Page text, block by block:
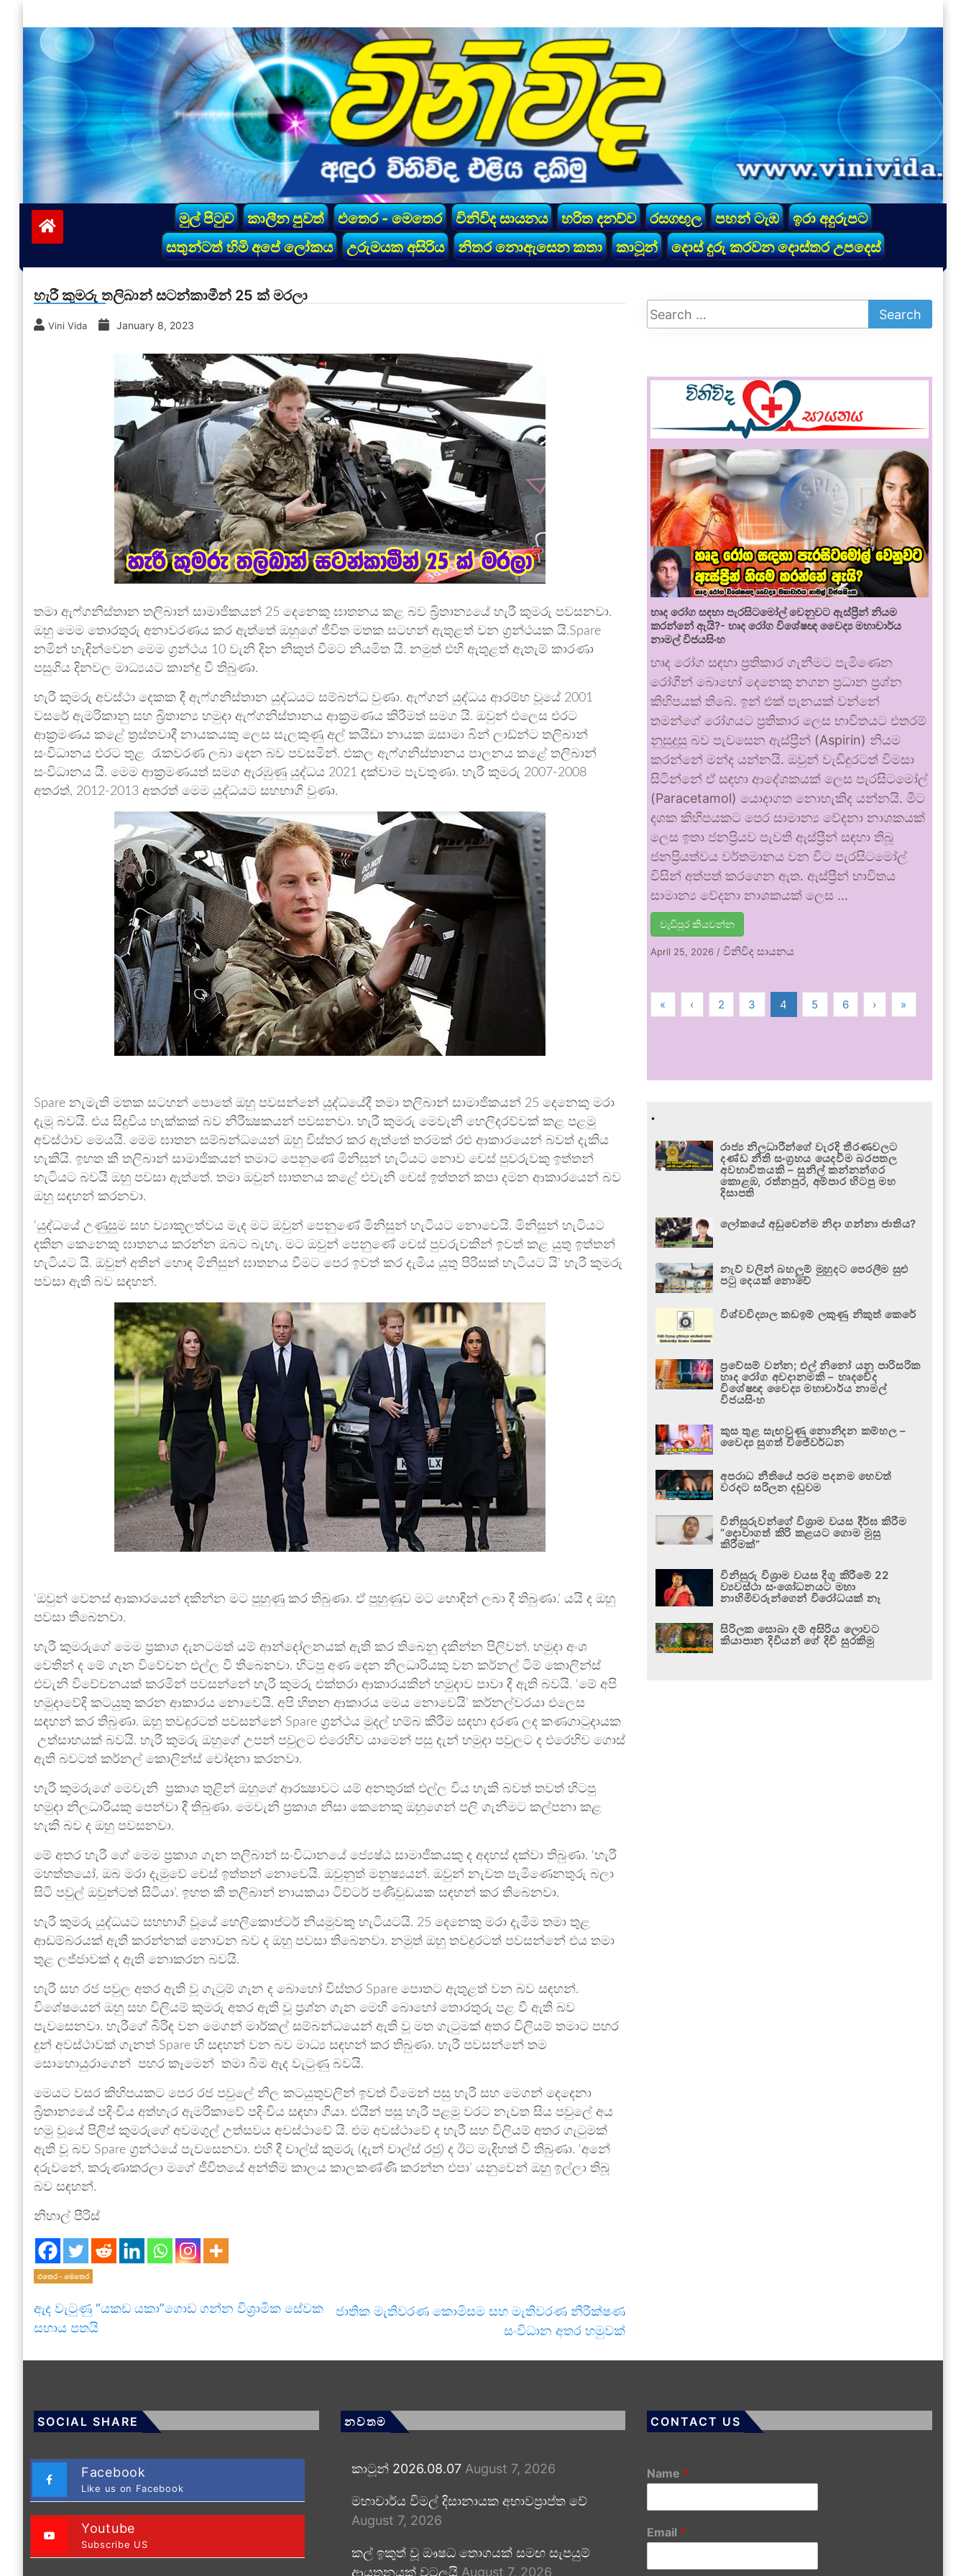
to
content
vinivida.lk
මුල් පිටුව කාලීන පුවත් එතෙර - මෙතෙර විනිවිද සායනය හරිත දනව්ව රසගඟුල පහන් ටැඹ
ඉරා අදුරුපට
සතුන්ටත් හිමි අපේ ලෝකය
උරුමයක අසිරිය නිතර නොඇසෙන කතා කාටූන් දොස් දුරු කරවන දොස්තර උපදෙස්
හැරී කුමරු තලිබාන් සටන්කාමීන් 25 ක් මරලා
Vini Vida January 8, 2023
තමා ඇෆ්ගනිස්තාන තලිබාන් සාමාජිකයන් 25 දෙනෙකු ඝාතනය කළ බව බ්‍රිතාන්‍යයේ හැරී කුමරු පවසනවා.
ඔහු මෙම තොරතුරු අනාවරණය කර ඇත්තේ ඔහුගේ ජීවිත මතක සටහන් ඇතුළත් වන ග්‍රන්ථයක යි.Spare
නමින් හැඳින්වෙන මෙම ග්‍රන්ථය 10 වැනි දින නිකුත් වීමට නියමිත යි. නමුත් එහි ඇතුළත් ඇතැම් කාරණා
පසුගිය දිනවල මාධ්‍යයට කාන්දු වී තිබුණා.
හැරී කුමරු අවස්ථා දෙකක දී ඇෆ්ගනිස්තාන යුද්ධයට සම්බන්ධ වුණා. ඇෆ්ගන් යුද්ධය ආරම්භ වූයේ 2001
වසරේ ඇමරිකානු සහ බ්‍රිතාන්‍ය හමුදා ඇෆ්ගනිස්තානය ආක්‍රමණය කිරීමත් සමග යි. ඔවුන් එලෙස එරට
ආක්‍රමණය කළේ ත්‍රස්තවාදී නායකයකු ලෙස සැලකුණු අල් කයිඩා නායක ඔසාමා බින් ලාඩ්න්ට තලිබාන්
සංවිධානය එරට තුළ රැකවරණ ලබා දෙන බව පවසමින්. එකල ඇෆ්ගනිස්තානය පාලනය කළේ තලිබාන්
සංවිධානය යි. මෙම ආක්‍රමණයත් සමග ඇරඹුණු යුද්ධය 2021 දක්වාම පැවතුණා. හැරී කුමරු 2007-2008
අතරත්, 2012-2013 අතරත් මෙම යුද්ධයට සහභාගි වුණා.
Spare නැමැති මතක සටහන් පොතේ ඔහු පවසන්නේ යුද්ධයේදී තමා තලිබාන් සාමාජිකයන් 25 දෙනෙකු මරා
දැමූ බවයි. එය සිදුවිය හැක්කක් බව නිරීක්‍ෂකයන් පවසනවා. හැරී කුමරු මෙවැනි හෙලිදරව්වක් කළ පළමු
අවස්ථාව මෙයයි. මෙම ඝාතන සම්බන්ධයෙන් ඔහු විස්තර කර ඇත්තේ තරමක් රළු ආකාරයෙන් බවත් දැකිය
හැකියි. ඉහත කී තලිබාන් සාමාජිකයන් තමාට පෙනුණේ මිනිසුන් හැටියට නොව චෙස් පුවරුවකු ඉත්තන්
හැටියට බවයි ඔහු පවසා ඇත්තේ. තමා ඔවුන් ඝාතනය කළේ එවැනි චෙස් ඉත්තන් කපා දමන ආකාරයෙන් බව
ඔහු සඳහන් කරනවා.
‘යුද්ධයේ උණුසුම සහ ව්‍යාකූලත්වය මැද මට ඔවුන් පෙනුණේ මිනිසුන් හැටියට නොවෙයි. මිනිසුන් හැටියට
දකින කෙනෙකු ඝාතනය කරන්න ඔබට බැහැ. මට ඔවුන් පෙනුණේ චෙස් පුවරුවකින් ඉවත් කළ යුතු ඉත්තන්
හැටියට යි. ඔවුන් අතින් හොඳ මිනිසුන් ඝාතනය වීමට පෙර ඉවත් කර දැමිය යුතු පිරිසක් හැටියට යි’ හැරී කුමරු
පවසා ඇති බව සඳහන්.
‘ඔවුන් වෙනස් ආකාරයෙන් දකින්න මට පුහුණු කර තිබුණා. ඒ පුහුණුව මට හොඳින් ලබා දී තිබුණා.’ යයි ද ඔහු
පවසා තිබෙනවා.
හැරී කුමරුගේ මෙම ප්‍රකාශ දැනටමත් යම් ආන්දෝලනයක් ඇති කර තිබෙනු දකින්න පිලිවන්. හමුදා අංශ
වෙතින් ද මේ ගැන විවේචන එල්ල වී තිබෙනවා. හිටපු අණ දෙන නිලධාරියකු වන කර්නල් ටිම් කොලින්ස්
එවැනි විවේචනයක් කරමින් පවසන්නේ හැරී කුමරු එක්තරා ආකාරයකින් හමුදාව පාවා දී ඇති බවයි. ‘මේ අපි
හමුදාවේදි කටයුතු කරන ආකාරය නොවෙයි. අපි හිතන ආකාරය මෙය නොවෙයි’ කර්නල්වරයා එලෙස
සඳහන් කර තිබුණා. ඔහු තවදුරටත් පවසන්නේ Spare ග්‍රන්ථය මුදල් හම්බ කිරීම සඳහා දරණ ලද කණගාටුදායක
උත්සාහයක් බවයි. හැරී කුමරු ඔහුගේ උපන් පවුලට එරෙහිව යාමෙන් පසු දැන් හමුදා පවුලට ද එරෙහිව ගොස්
ඇති බවටත් කර්නල් කොලින්ස් චෝදනා කරනවා.
හැරී කුමරුගේ මෙවැනි ප්‍රකාශ තුළින් ඔහුගේ ආරක්‍ෂාවට යම් අනතුරක් එල්ල විය හැකි බවත් තවත් හිටපු
හමුදා නිලධාරියකු පෙන්වා දී තිබුණා. මෙවැනි ප්‍රකාශ නිසා කෙනෙකු ඔහුගෙන් පලි ගැනීමට කල්පනා කළ
හැකි බව ද ඔහු පවසනවා.
මේ අතර හැරී ගේ මෙම ප්‍රකාශ ගැන තලිබාන් සංවිධානයේ ජ්‍යෙෂ්ඨ සාමාජිකයකු ද අදහස් දක්වා තිබුණා. ‘හැරී
මහත්තයෝ, ඔබ මරා දැමුවේ චෙස් ඉත්තන් නොවෙයි. ඔවුනුත් මනුෂ්‍යයන්. ඔවුන් නැවත පැමිණෙනතුරු බලා
සිටි පවුල් ඔවුන්ටත් සිටියා’. ඉහත කී තලිබාන් නායකයා ටිව්ටර් පණිවුඩයක සඳහන් කර තිබෙනවා.
හැරී කුමරු යුද්ධයට සහභාගි වූයේ හෙලිකොප්ටර් නියමුවකු හැටියටයි. 25 දෙනෙකු මරා දැමීම තමා තුළ
ආඩම්බරයක් ඇති කරන්නක් නොවන බව ද ඔහු පවසා තිබෙනවා. නමුත් ඔහු තවදුරටත් පවසන්නේ එය තමා
තුළ ලජ්ජාවක් ද ඇති නොකරන බවයි.
හැරී සහ රජ පවුල අතර ඇති වූ ගැටුම් ගැන ද බොහෝ විස්තර Spare පොතට ඇතුළත් වන බව සඳහන්.
විශේෂයෙන් ඔහු සහ විලියම් කුමරු අතර ඇති වූ ප්‍රශ්න ගැන මෙහි බොහෝ තොරතුරු පළ වී ඇති බව
පැවසෙනවා. හැරීගේ බිරිඳ වන මෙගන් මාර්කල් සම්බන්ධයෙන් ඇති වූ මත ගැටුමක් අතර විලියම් තමාට පහර
දුන් අවස්ථාවක් ගැනත් Spare හි සඳහන් වන බව මාධ්‍ය සඳහන් කර තිබුණා. හැරී පවසන්නේ තම
සොහොයුරාගෙන් පහර කෑමෙන් තමා බිම ඇද වැටුණු බවයි.
මෙයට වසර කිහිපයකට පෙර රජ පවුලේ නිල කටයුතුවලින් ඉවත් වීමෙන් පසු හැරී සහ මෙගන් දෙදෙනා
බ්‍රිතාන්‍යයේ පදිංචිය අත්හැර ඇමරිකාවේ පදිංචිය සඳහා ගියා. එයින් පසු හැරී පළමු වරට නැවත සිය පවුලේ අය
හමු වූයේ පිලිප් කුමරුගේ අවමගුල් උත්සවය අවස්ථාවේ යි. එම අවස්ථාවේ ද හැරී සහ විලියම් අතර ගැටුමක්
ඇති වූ බව Spare ග්‍රන්ථයේ පැවසෙනවා. එහි දී චාල්ස් කුමරු (දැන් චාල්ස් රජු) ද ඊට මැදිහත් වී තිබුණා. ‘අනේ
දරුවනේ, කරුණාකරලා මගේ ජීවිතයේ අන්තිම කාලය කාලකණ්ණි කරන්න එපා’ යනුවෙන් ඔහු ඉල්ලා තිබූ
බව සඳහන්.
නිහාල් පීරිස්
එතෙර - මෙතෙර
ඇද වැටුණු “යකඩ යකා”ගොඩ ගන්න විශ්‍රාමික සේවක
සහාය පතයි
ජාතික මැතිවරණ කොමිසම සහ මැතිවරණ නිරීක්ෂණ
සංවිධාන අතර හමුවක්
හෘද රෝග සඳහා පැරසිටමෝල් වෙනුවට ඇස්ප්‍රීන් නියම
කරන්නේ ඇයි?- හෘද රෝග විශේෂඥ වෛද්‍ය මහාචාර්ය
නාමල් විජයසිංහ
හෘද රෝග සඳහා ප්‍රතිකාර ගැනීමට පැමිණෙන
රෝගීන් බොහෝ දෙනෙකු නගන ප්‍රධාන ප්‍රශ්න
කිහිපයක් තිබේ. ඉන් එක් පැනයක් වන්නේ
තමන්ගේ රෝගයට ප්‍රතිකාර ලෙස භාවිතයට එතරම්
නුසුදුසු බව පැවසෙන ඇස්ප්‍රීන් (Aspirin) නියම
කරන්නේ මන්ද යන්නයි. ඔවුන් වැඩිදුරටත් විමසා
සිටින්නේ ඒ සඳහා ආදේශකයක් ලෙස පැරසිටමෝල්
(Paracetamol) යොදාගත නොහැකිද යන්නයි. මීට
දශක කිහිපයකට පෙර සාමාන්‍ය වේදනා නාශකයක්
ලෙස ඉතා ජනප්‍රියව පැවති ඇස්ප්‍රීන් සඳහා තිබූ
ජනප්‍රියත්වය වර්තමානය වන විට පැරසිටමෝල්
විසින් අත්පත් කරගෙන ඇත. ඇස්ප්‍රීන් භාවිතය
සාමාන්‍ය වේදනා නාශකයක් ලෙස …
වැඩිපුර කියවන්න
April 25, 2026 /විනිවිද සායනය
« ‹ 2 3 4 5 6 › »
.
රාජ්‍ය නිලධාරීන්ගේ වැරදි තීරණවලට
දණ්ඩ නීති සංග්‍රහය යෙදවීම බරපතල
අවභාවිතයකි – සුනිල් කන්නන්ගර
කොළඹ, රත්නපුර, අම්පාර හිටපු මහ
දිසාපති
ලෝකයේ අඩුවෙන්ම නිදා ගන්නා ජාතිය?
නැව් වලින් බහලුම් මුහුදට පෙරලීම සුළු
පටු දෙයක් නොවේ
විශ්වවිද්‍යාල කඩඉම් ලකුණු නිකුත් කෙරේ
ප්‍රවේසම් වන්න; එල් නිනෝ යනු පාරිසරික
හෘද රෝග අවදානමකි – හෘදවේද
විශේෂඥ වෛද්‍ය මහාචාර්ය නාමල්
විජයසිංහ
කුස තුළ සැඟවුණු නොනිදන කම්හල –
වෛද්‍ය සුගත් විජේවර්ධන
අපරාධ නීතියේ පරම පදනම හෙවත්
වරදට සරිලන දඬුවම
විනිසුරුවන්ගේ විශ්‍රාම වයස දීර්ඝ කිරීම
“දොවාගත් කිරි කළයට ගොම මුසු
කිරීමක්”
විනිසුරු විශ්‍රාම වයස දිගු කිරීමේ 22
ව්‍යවස්ථා සංශෝධනයට මහා
නාහිමිවරුන්ගෙන් විරෝධයක් නෑ
සිරිලක සොබා දම් අසිරිය ලොවට
කියාපාන දිවියන් ගේ දිවි සුරකිමු
SOCIAL SHARE
Facebook
Like us on Facebook
Youtube
Subscribe US
නවතම
කාටූන් 2026.08.07 August 7, 2026
මහාචාර්ය විමල් දිසානායක අභාවප්‍රාප්ත වේ
August 7, 2026
කල් ඉකුත් වූ ඖෂධ තොගයක් සමඟ සැපයුම්
ආයතනයක් වටලයි August 7, 2026
CONTACT US
Name *
Email *